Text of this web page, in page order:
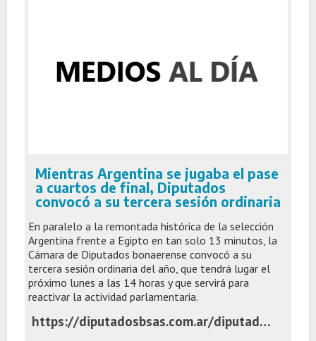
Mientras Argentina se jugaba el pase
a cuartos de final, Diputados
convocó a su tercera sesión ordinaria
En paralelo a la remontada histórica de la selección
Argentina frente a Egipto en tan solo 13 minutos, la
Cámara de Diputados bonaerense convocó a su
tercera sesión ordinaria del año, que tendrá lugar el
próximo lunes a las 14 horas y que servirá para
reactivar la actividad parlamentaria.
https://diputadosbsas.com.ar/diputados-mundial-argentina-sesion-ordinaria/